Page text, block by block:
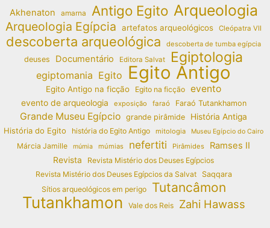
Akhenaton amarna Antigo Egito Arqueologia
Arqueologia Egípcia artefatos arqueológicos Cleópatra VII
descoberta arqueológica descoberta de tumba egípcia
deuses Documentário Editora Salvat Egiptologia
egiptomania Egito Egito Antigo
Egito Antigo na ficção Egito na ficção evento
evento de arqueologia exposição faraó Faraó Tutankhamon
Grande Museu Egípcio grande pirâmide
História Antiga
História do Egito
história do Egito Antigo mitologia Museu Egípcio do Cairo
Márcia Jamille múmia múmias nefertiti Pirâmides Ramses II
Revista
Revista Mistério dos Deuses Egípcios
Revista Mistério dos Deuses Egípcios da Salvat
Saqqara
Sítios arqueológicos em perigo
Tutancâmon
Tutankhamon Vale dos Reis Zahi Hawass